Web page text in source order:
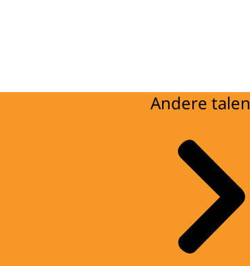
Andere talen